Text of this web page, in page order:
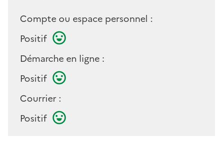
Compte ou espace personnel :
Positif
Démarche en ligne :
Positif
Courrier :
Positif